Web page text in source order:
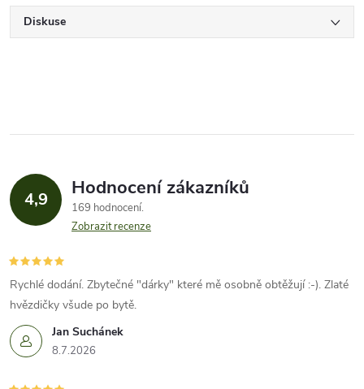
Diskuse
4,9 Hodnocení zákazníků
169 hodnocení
Zobrazit recenze
Jan Suchánek
8.7.2026
Rychlé dodání. Zbytečné "dárky" které mě osobně obtěžují :-). Zlaté
hvězdičky všude po bytě.